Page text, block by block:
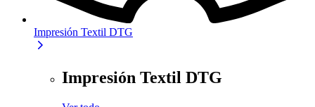
Impresión Textil DTG
Impresión Textil DTG